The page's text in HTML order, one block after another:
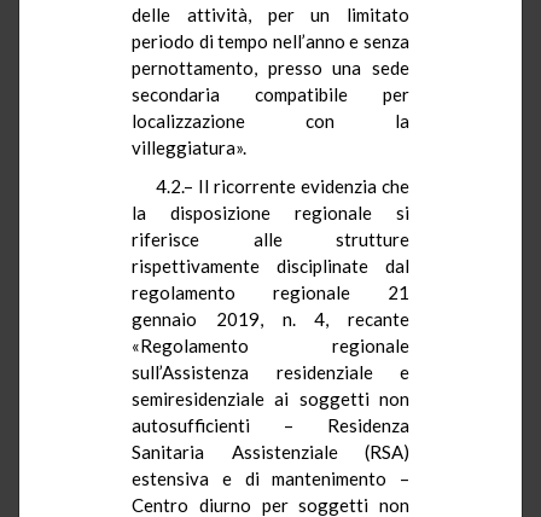
delle attività, per un limitato
periodo di tempo nell’anno e senza
pernottamento, presso una sede
secondaria compatibile per
localizzazione con la
villeggiatura».
4.2.– Il ricorrente evidenzia che
la disposizione regionale si
riferisce alle strutture
rispettivamente disciplinate dal
regolamento regionale 21
gennaio 2019, n. 4, recante
«Regolamento regionale
sull’Assistenza residenziale e
semiresidenziale ai soggetti non
autosufficienti – Residenza
Sanitaria Assistenziale (RSA)
estensiva e di mantenimento –
Centro diurno per soggetti non